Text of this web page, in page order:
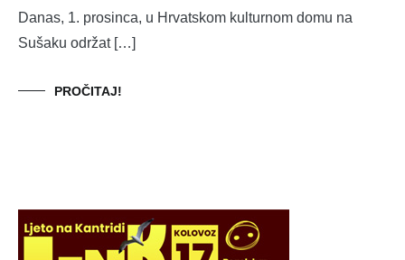
Danas, 1. prosinca, u Hrvatskom kulturnom domu na
Sušaku održat […]
PROČITAJ!